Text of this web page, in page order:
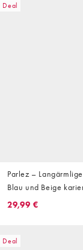
Deal
Parlez –
Blau und Beige
29,99 €
Deal